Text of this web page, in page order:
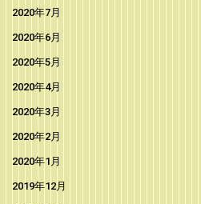
2020年7月
2020年6月
2020年5月
2020年4月
2020年3月
2020年2月
2020年1月
2019年12月